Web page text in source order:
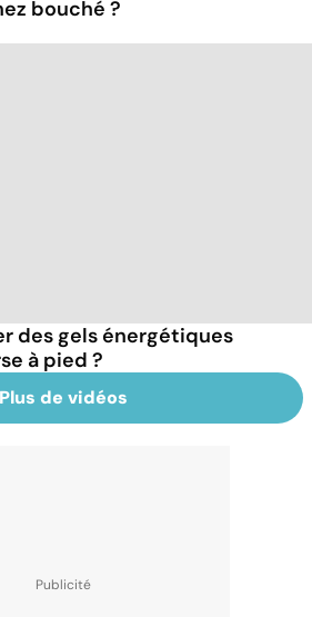
bouché ?
des gels énergétiques
à pied ?
Plus de vidéos